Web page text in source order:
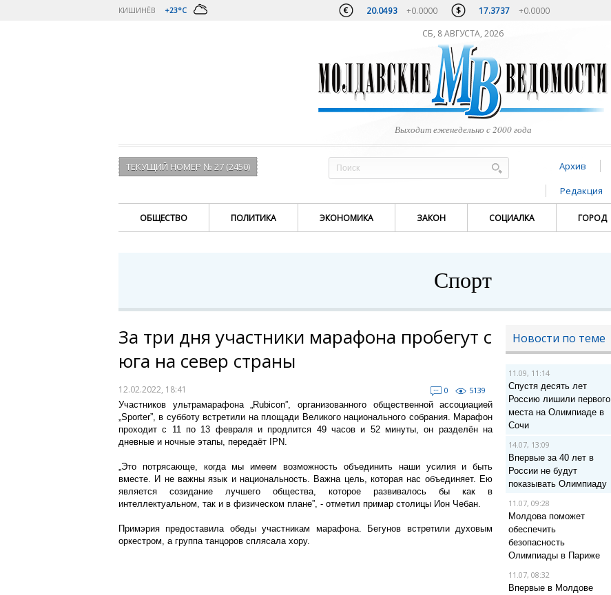
КИШИНЁВ +23°C 20.0493 +0.0000 17.3737 +0.0000
СБ, 8 АВГУСТА, 2026
Выходит еженедельно с 2000 года
ТЕКУЩИЙ НОМЕР № 27 (2450) Архив
Редакция
ОБЩЕСТВО ПОЛИТИКА ЭКОНОМИКА ЗАКОН СОЦИАЛКА ГОРОД
Спорт
За три дня участники марафона пробегут с
юга на север страны
12.02.2022, 18:41 0
5139
Участников ультрамарафона „Rubicon”, организованного общественной ассоциацией
„Sporter”, в субботу встретили на площади Великого национального собрания. Марафон
проходит с 11 по 13 февраля и продлится 49 часов и 52 минуты, он разделён на
дневные и ночные этапы, передаёт IPN.
„Это потрясающе, когда мы имеем возможность объединить наши усилия и быть
вместе. И не важны язык и национальность. Важна цель, которая нас объединяет. Ею
является созидание лучшего общества, которое развивалось бы как в
интеллектуальном, так и в физическом плане”, - отметил примар столицы Ион Чебан.
Примэрия предоставила обеды участникам марафона. Бегунов встретили духовым
оркестром, а группа танцоров сплясала хору.
Новости по теме
11.09, 11:14
Спустя десять лет
Россию лишили первого
места на Олимпиаде в
Сочи
14.07, 13:09
Впервые за 40 лет в
России не будут
показывать Олимпиаду
11.07, 09:28
Молдова поможет
обеспечить
безопасность
Олимпиады в Париже
11.07, 08:32
Впервые в Молдове